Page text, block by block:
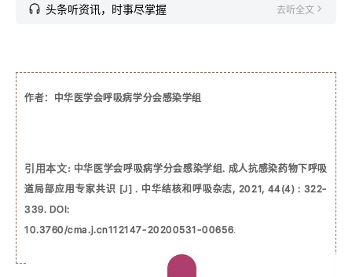
头条听资讯，时事尽掌握 去听全文
作者：中华医学会呼吸病学分会感染学组
引用本文: 中华医学会呼吸病学分会感染学组. 成人抗感染药物下呼吸
道局部应用专家共识 [J] . 中华结核和呼吸杂志, 2021, 44(4) : 322-
339. DOI:
10.3760/cma.j.cn112147-20200531-00656.